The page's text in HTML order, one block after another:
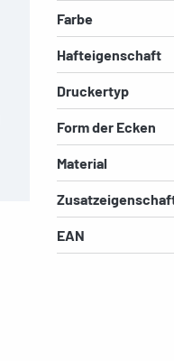
Farbe
Hafteigenschaft
Druckertyp
Form der Ecken
Material
EAN